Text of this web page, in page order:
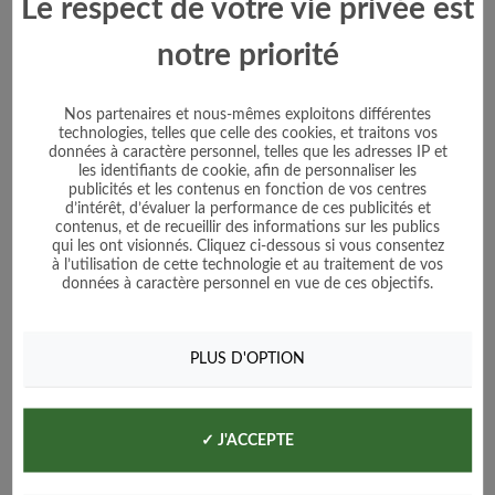
Le respect de votre vie privée est
notre priorité
Nos partenaires et nous-mêmes exploitons différentes
technologies, telles que celle des cookies, et traitons vos
données à caractère personnel, telles que les adresses IP et
les identifiants de cookie, afin de personnaliser les
publicités et les contenus en fonction de vos centres
d’intérêt, d’évaluer la performance de ces publicités et
contenus, et de recueillir des informations sur les publics
qui les ont visionnés. Cliquez ci-dessous si vous consentez
à l’utilisation de cette technologie et au traitement de vos
données à caractère personnel en vue de ces objectifs.
PLUS D'OPTION
✓ J'ACCEPTE